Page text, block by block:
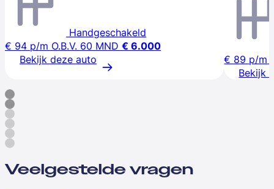
Handgeschakeld
€ 94 p/m O.B.V. 60 MND € 6.000
Bekijk deze auto
€ 89 p/m
Bekijk
Veelgestelde vragen